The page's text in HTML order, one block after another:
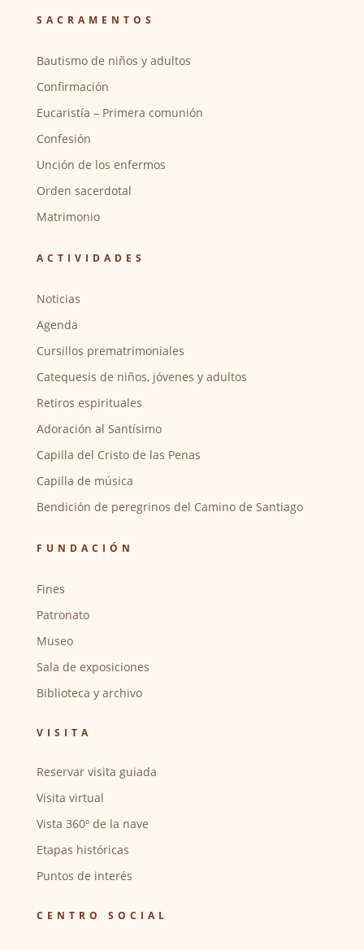
SACRAMENTOS
Bautismo de niños y adultos
Confirmación
Eucaristía – Primera comunión
Confesión
Unción de los enfermos
Orden sacerdotal
Matrimonio
ACTIVIDADES
Noticias
Agenda
Cursillos prematrimoniales
Catequesis de niños, jóvenes y adultos
Retiros espirituales
Adoración al Santísimo
Capilla del Cristo de las Penas
Capilla de música
Bendición de peregrinos del Camino de Santiago
FUNDACIÓN
Fines
Patronato
Museo
Sala de exposiciones
Biblioteca y archivo
VISITA
Reservar visita guiada
Visita virtual
Vista 360º de la nave
Etapas históricas
Puntos de interés
CENTRO SOCIAL